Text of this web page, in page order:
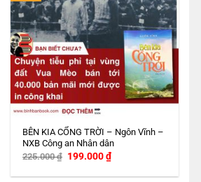
BÊN KIA CỔNG TRỜI – Ngôn Vĩnh –
NXB Công an Nhân dân
225.000₫ Giá
là:
199.000₫Giá
hiện
tại